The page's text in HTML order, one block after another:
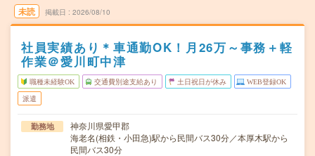
未読 掲載日 2026/08/10
社員実績あり＊車通勤OK！月26万～事務＋軽
作業＠愛川町中津
職種未経験OK 交通費別途支給あり 土日祝日が休み WEB登録OK
派遣
勤務地
神奈川県愛甲郡
海老名(相鉄・小田急)駅から民間バス30分／本厚木駅から
民間バス30分